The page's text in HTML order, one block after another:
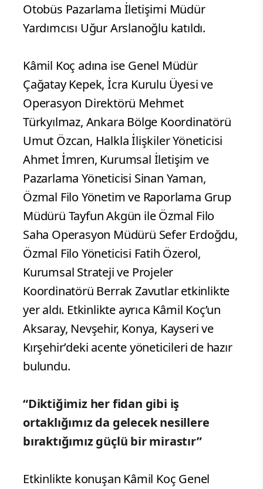
Otobüs Pazarlama İletişimi Müdür
Yardımcısı Uğur Arslanoğlu katıldı.
Kâmil Koç adına ise Genel Müdür
Çağatay Kepek, İcra Kurulu Üyesi ve
Operasyon Direktörü Mehmet
Türkyılmaz, Ankara Bölge Koordinatörü
Umut Özcan, Halkla İlişkiler Yöneticisi
Ahmet İmren, Kurumsal İletişim ve
Pazarlama Yöneticisi Sinan Yaman,
Özmal Filo Yönetim ve Raporlama Grup
Müdürü Tayfun Akgün ile Özmal Filo
Saha Operasyon Müdürü Sefer Erdoğdu,
Özmal Filo Yöneticisi Fatih Özerol,
Kurumsal Strateji ve Projeler
Koordinatörü Berrak Zavutlar etkinlikte
yer aldı. Etkinlikte ayrıca Kâmil Koç’un
Aksaray, Nevşehir, Konya, Kayseri ve
Kırşehir’deki acente yöneticileri de hazır
bulundu.
“Diktiğimiz her fidan gibi iş
ortaklığımız da gelecek nesillere
bıraktığımız güçlü bir mirastır”
Etkinlikte konuşan Kâmil Koç Genel